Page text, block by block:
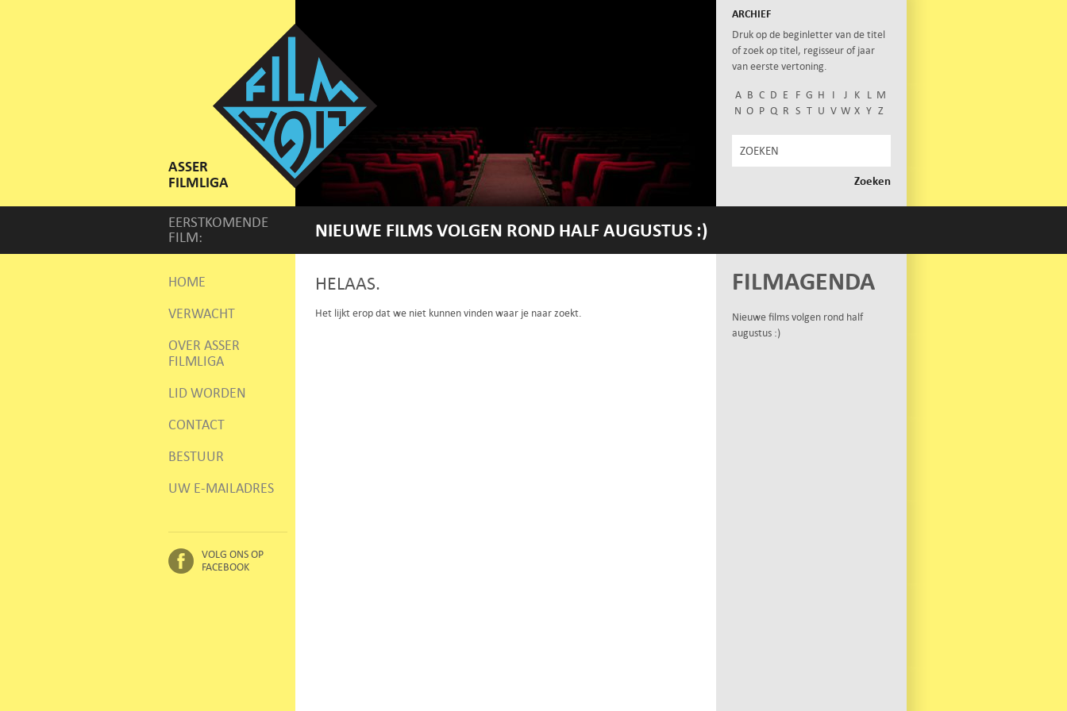
ASSER
FILMLIGA
ARCHIEF
Druk op de beginletter van de titel
of zoek op titel, regisseur of jaar
van eerste vertoning.
A B C D E F G H I J K L M
N O P Q R S T U V W X Y Z
EERSTKOMENDE
FILM:
NIEUWE FILMS VOLGEN ROND HALF AUGUSTUS :)
HOME
VERWACHT
OVER ASSER
FILMLIGA
LID WORDEN
CONTACT
BESTUUR
UW E-MAILADRES
VOLG ONS OP
FACEBOOK
HELAAS.
Het lijkt erop dat we niet kunnen vinden waar je naar zoekt.
FILMAGENDA
Nieuwe films volgen rond half
augustus :)